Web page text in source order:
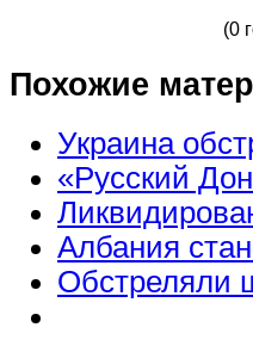
(0
Похожие
Украина
«Русский
Албания
Обстреляли